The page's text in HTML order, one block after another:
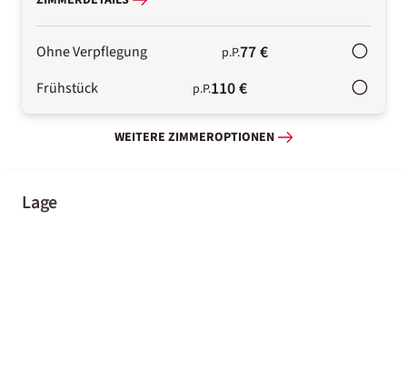
Ohne Verpflegung p.P.77 €
Frühstück p.P.110 €
WEITERE ZIMMEROPTIONEN
Lage